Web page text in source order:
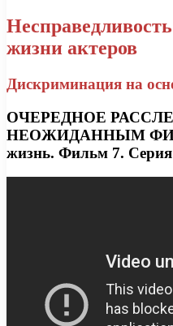
жизни актеров
Дискриминация на
ОЧЕРЕДНОЕ
НЕОЖИДАННЫМ
жизнь. Фильм 7. Серия